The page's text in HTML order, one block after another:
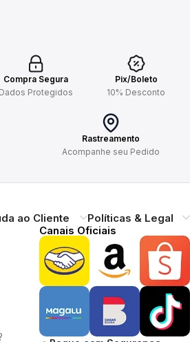
Compra Segura
Dados Protegidos
Pix/Boleto
10% Desconto
Rastreamento
Acompanhe seu Pedido
ao Cliente Políticas & Legal
Canais Oficiais